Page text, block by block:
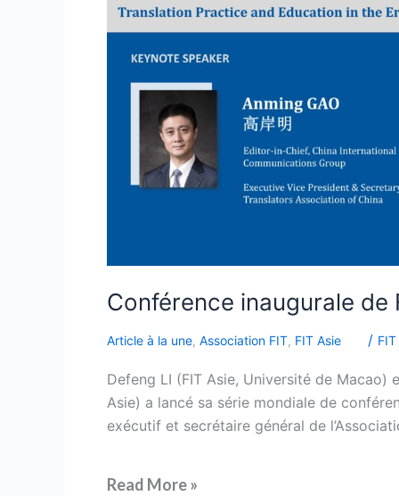
Conférence inaugurale de
Article à la une, Association FIT, FIT Asie /
Defeng LI (FIT Asie, Université de
Asie) a lancé sa série mondiale de
exécutif et secrétaire général de
Asie
sur
l’IA
traduction
Read More »